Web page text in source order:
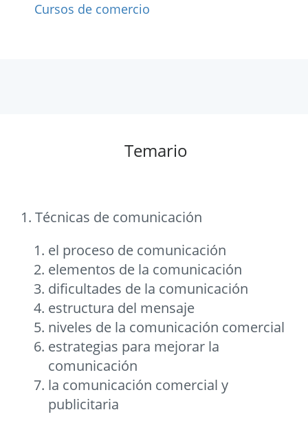
Cursos de comercio
Temario
1. Técnicas de comunicación
el proceso de comunicación
elementos de la comunicación
dificultades de la comunicación
estructura del mensaje
niveles de la comunicación comercial
estrategias para mejorar la
comunicación
la comunicación comercial y
publicitaria